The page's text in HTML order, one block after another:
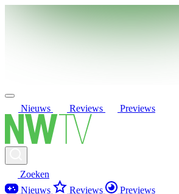
Nieuws Reviews Previews
Zoeken
Nieuws
Reviews Previews